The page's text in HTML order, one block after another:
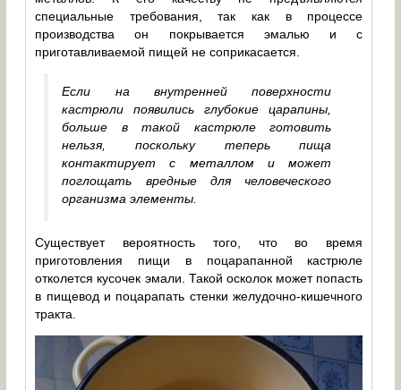
специальные требования, так как в процессе
производства он покрывается эмалью и с
приготавливаемой пищей не соприкасается.
Если на внутренней поверхности
кастрюли появились глубокие царапины,
больше в такой кастрюле готовить
нельзя, поскольку теперь пища
контактирует с металлом и может
поглощать вредные для человеческого
организма элементы.
Существует вероятность того, что во время
приготовления пищи в поцарапанной кастрюле
отколется кусочек эмали. Такой осколок может попасть
в пищевод и поцарапать стенки желудочно-кишечного
тракта.